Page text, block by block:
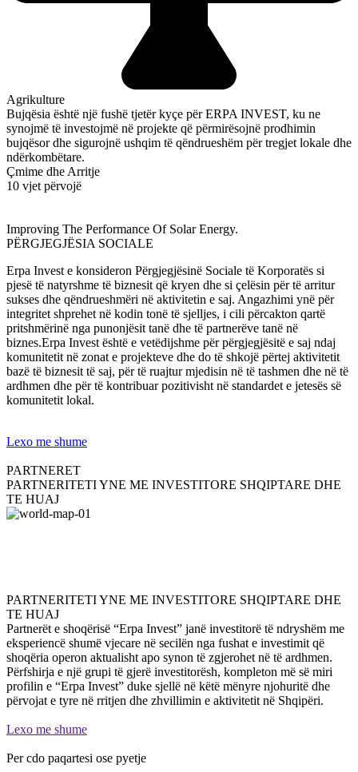
Agrikulture
Bujqësia është një fushë tjetër kyçe për ERPA INVEST, ku ne
synojmë të investojmë në projekte që përmirësojnë prodhimin
bujqësor dhe sigurojnë ushqim të qëndrueshëm për tregjet lokale dhe
ndërkombëtare.
Çmime dhe Arritje
10 vjet përvojë
Improving The Performance Of Solar Energy.
PËRGJEGJËSIA SOCIALE
Erpa Invest e konsideron Përgjegjësinë Sociale të Korporatës si
pjesë të natyrshme të biznesit që kryen dhe si çelësin për të arritur
sukses dhe qëndrueshmëri në aktivitetin e saj. Angazhimi ynë për
integritet shprehet në kodin tonë të sjelljes, i cili përcakton qartë
pritshmërinë nga punonjësit tanë dhe të partnerëve tanë në
biznes.Erpa Invest është e vetëdijshme për përgjegjësitë e saj ndaj
komunitetit në zonat e projekteve dhe do të shkojë përtej aktivitetit
bazë të biznesit të saj, për të ruajtur mjedisin në të tashmen dhe në të
ardhmen dhe për të kontribuar pozitivisht në standardet e jetesës së
komunitetit lokal.
Lexo me shume
PARTNERET
PARTNERITETI YNE ME INVESTITORE SHQIPTARE DHE
TE HUAJ
PARTNERITETI YNE ME INVESTITORE SHQIPTARE DHE
TE HUAJ
Partnerët e shoqërisë “Erpa Invest” janë investitorë të ndryshëm me
eksperiencë shumë vjecare në secilën nga fushat e investimit që
shoqëria operon aktualisht apo synon të zgjerohet në të ardhmen.
Përfshirja e një grupi të gjerë investitorësh, kompleton më së miri
profilin e “Erpa Invest” duke sjellë në këtë mënyre njohuritë dhe
përvojat e tyre në rritjen dhe zhvillimin e aktivitetit në Shqipëri.
Lexo me shume
Per cdo paqartesi ose pyetje